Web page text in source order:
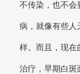
不传染，也不会
病，就像有些人
样。而且，现在
治疗，早期白斑